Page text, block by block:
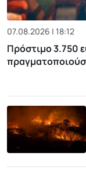
07.08.2026 | 18:12
Πρόστιμο 3.750